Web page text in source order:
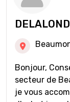
Bonjour, Conseiller immobilier du réseau IAD sur le
secteur de
je vous